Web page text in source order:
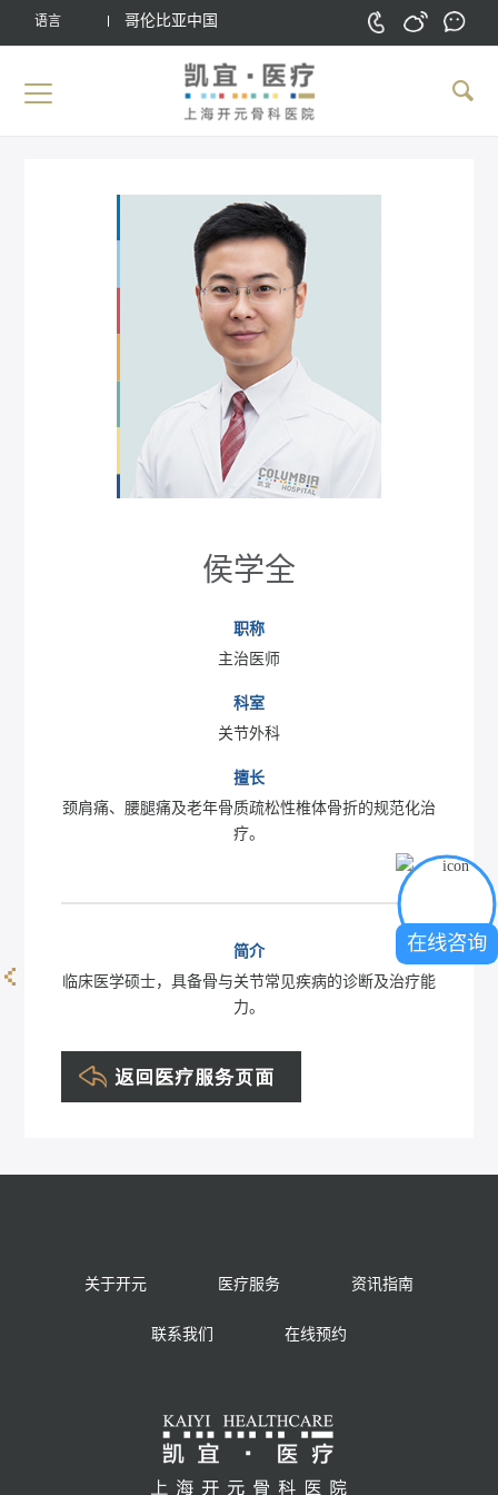
语言 哥伦比亚中国
侯学全
职称
主治医师
科室
关节外科
擅长
颈肩痛、腰腿痛及老年骨质疏松性椎体骨折的规范化治
疗。
简介
临床医学硕士，具备骨与关节常见疾病的诊断及治疗能
力。
关于开元 医疗服务 资讯指南
联系我们 在线预约
在线咨询